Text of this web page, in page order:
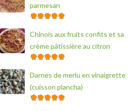
parmesan
Chinois aux fruits confits et sa
crème pâtissière au citron
Darnes de merlu en vinaigrette
(cuisson plancha)